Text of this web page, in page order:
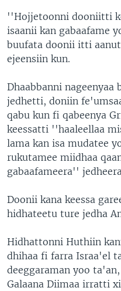
''Hojjetoonni dooniitti
isaanii kan gabaafame
buufata doonii itti
ejeensiin kun.
Dhaabbanni nageenyaa
jedhetti, doniin
qabu kun fi qabeenya
keessatti ''haaleellaa
lama kan isa mudatee
rukutamee miidhaa
gabaafameera''
Doonii kana keessa
hidhateetu ture jedha
Hidhattonni Huthiin
dhihaa fi farra Israa'el
deeggaraman yoo
Galaana Diimaa irratti